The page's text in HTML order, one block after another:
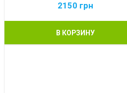
2150 грн
В КОРЗИНУ